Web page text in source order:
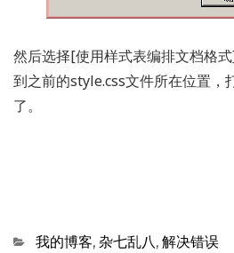
然后选择[使用样式表编排文档格
到之前的style.css文件所在位置，
了。
Categories
我的博客, 杂七乱八, 解决错误